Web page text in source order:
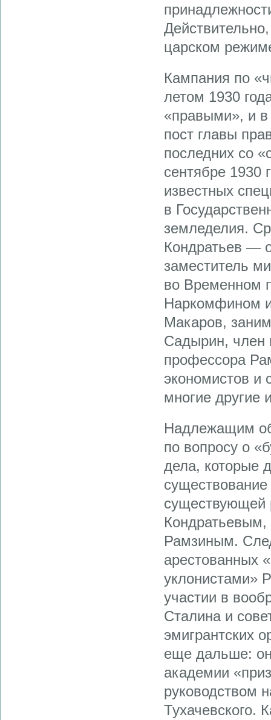
царском
Кампания по
летом 1930
«правыми», и
пост главы
последних со
сентябре 1930
известных
в
земледелия.
Кондратьев —
заместитель
во Временном
Наркомфином
Макаров,
Садырин, член
профессора
экономистов и
многие другие
Надлежащим
по вопросу о
дела, которые
существование
существующей
Рамзиным.
арестованных
уклонистами»
участии в
Сталина и
эмигрантских
еще дальше:
академии
руководством
Тухачевского.